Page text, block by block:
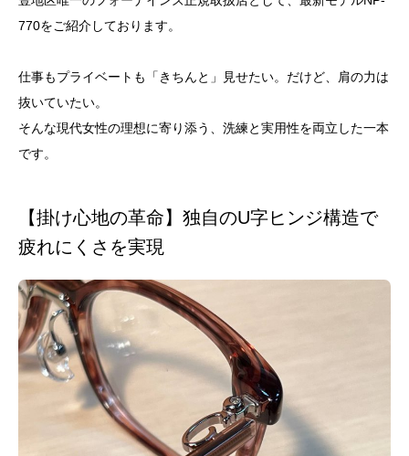
770をご紹介しております。
仕事もプライベートも「きちんと」見せたい。だけど、肩の力は
抜いていたい。
そんな現代女性の理想に寄り添う、洗練と実用性を両立した一本
です。
【掛け心地の革命】独自のU字ヒンジ構造で
疲れにくさを実現